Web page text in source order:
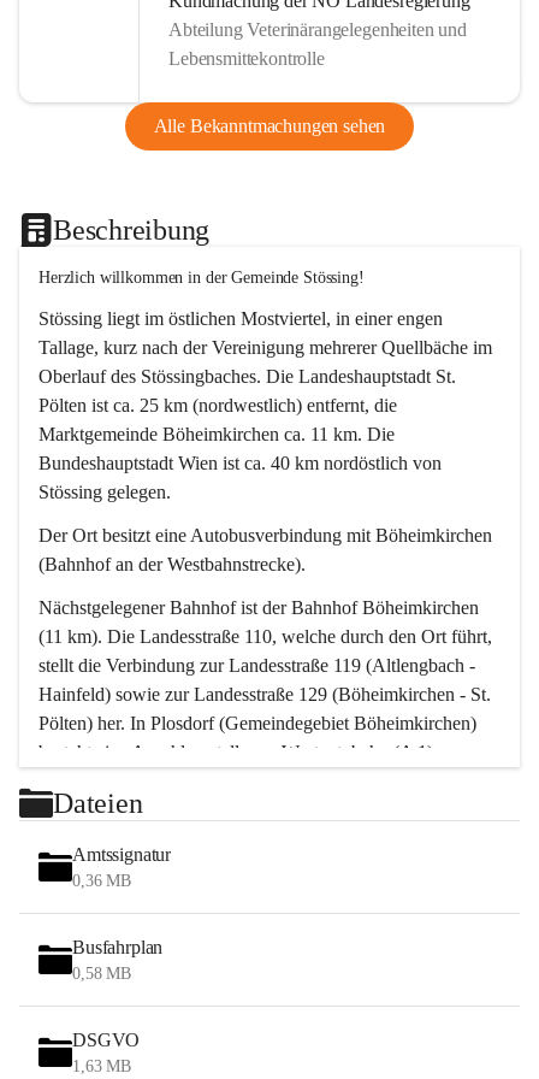
Abteilung Veterinärangelegenheiten und
Lebensmittekontrolle
Alle Bekanntmachungen sehen
Beschreibung
Herzlich willkommen in der Gemeinde Stössing!
Stössing liegt im östlichen Mostviertel, in einer engen
Tallage, kurz nach der Vereinigung mehrerer Quellbäche im
Oberlauf des Stössingbaches. Die Landeshauptstadt St.
Pölten ist ca. 25 km (nordwestlich) entfernt, die
Marktgemeinde Böheimkirchen ca. 11 km. Die
Bundeshauptstadt Wien ist ca. 40 km nordöstlich von
Stössing gelegen.
Der Ort besitzt eine Autobusverbindung mit Böheimkirchen
(Bahnhof an der Westbahnstrecke).
Nächstgelegener Bahnhof ist der Bahnhof Böheimkirchen
(11 km). Die Landesstraße 110, welche durch den Ort führt,
stellt die Verbindung zur Landesstraße 119 (Altlengbach -
Hainfeld) sowie zur Landesstraße 129 (Böheimkirchen - St.
Pölten) her. In Plosdorf (Gemeindegebiet Böheimkirchen)
besteht eine Anschlussstelle zur Westautobahn (A 1).
Wien erreicht man in ca. 45 Minuten.
Stössing zählt noch zum Naherholungsraum Wien sowie
zum Naherholungsraum St. Pölten. Viele Bauernhöfe hatten
„ihre Wiener“. Seit 1960 bauten viele Wiener
Wochenendhäuser im Gemeindegebiet. Wegen des
waldreichen Jagdgebietes haben viele Jagdpächter ihre
Das Wandern ist aus touristischer Sicht die bedeutendste
Tätigkeit. Das hügelige Gebiet mit Wanderwegen durch
Dateien
Amtssignatur
0,36 MB
Busfahrplan
0,58 MB
DSGVO
1,63 MB